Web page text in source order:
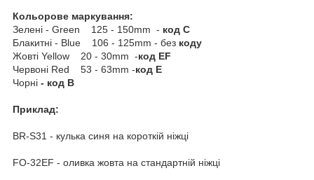
Кольорове маркування:
Зелені - Green 125 - 150mm - код С
Блакитні - Blue 106 - 125mm - без коду
Жовті Yellow 20 - 30mm -код EF
Червоні Red 53 - 63mm -код E
Чорні - код B
Приклад:
BR-S31 - кулька синя на короткій ніжці
FO-32EF - оливка жовта на стандартній ніжці